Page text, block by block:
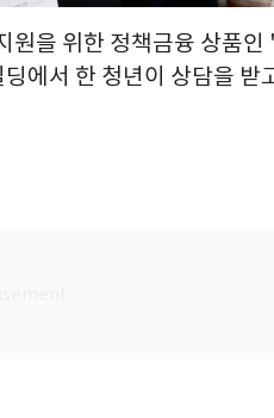
원을 위한 정책금융 상품
에서 한 청년이 상담을 받